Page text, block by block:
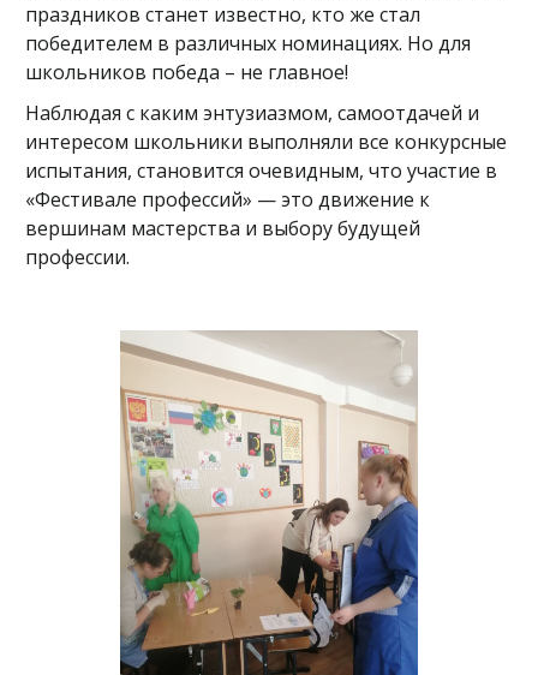
праздников станет известно, кто же стал
победителем в различных номинациях. Но для
школьников победа – не главное!
Наблюдая с каким энтузиазмом, самоотдачей и
интересом школьники выполняли все конкурсные
испытания, становится очевидным, что участие в
«Фестивале профессий» — это движение к
вершинам мастерства и выбору будущей
профессии.